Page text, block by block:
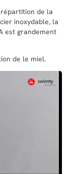
de la
inoxydable, la
est grandement
de le miel.